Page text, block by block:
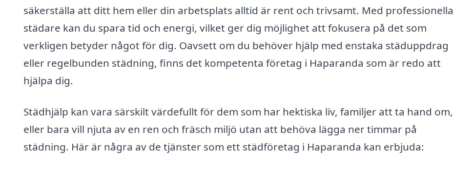
säkerställa att ditt hem eller din arbetsplats alltid är rent och trivsamt. Med professionella
städare kan du spara tid och energi, vilket ger dig möjlighet att fokusera på det som
verkligen betyder något för dig. Oavsett om du behöver hjälp med enstaka städuppdrag
eller regelbunden städning, finns det kompetenta företag i Haparanda som är redo att
hjälpa dig.
Städhjälp kan vara särskilt värdefullt för dem som har hektiska liv, familjer att ta hand om,
eller bara vill njuta av en ren och fräsch miljö utan att behöva lägga ner timmar på
städning. Här är några av de tjänster som ett städföretag i Haparanda kan erbjuda: